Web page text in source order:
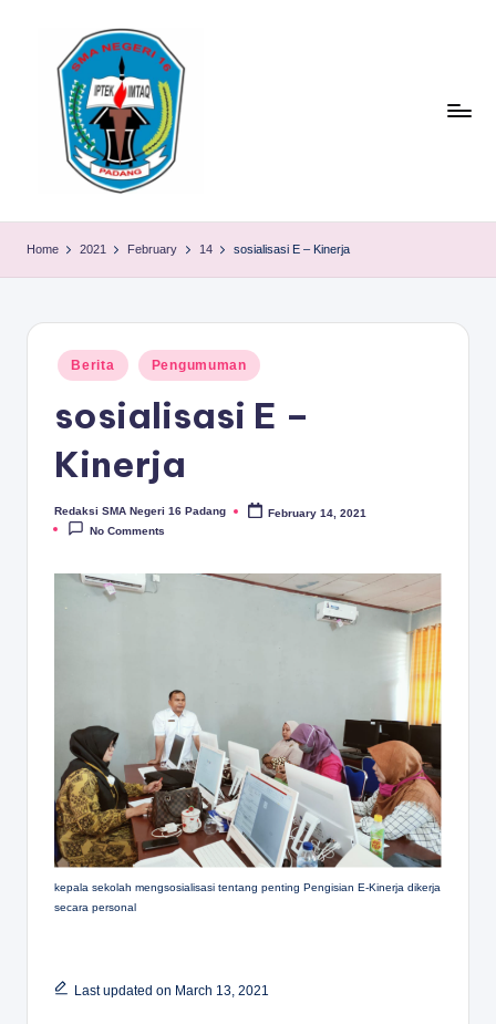
M
A
N
D
A
N
Home 2021 February 14 sosialisasi E – Kinerja
Posted
in
Berita Pengumuman
sosialisasi E –
Kinerja
Posted
by
Redaksi SMA Negeri 16 Padang
February 14, 2021
No Comments
kepala sekolah mengsosialisasi tentang penting Pengisian E-Kinerja dikerja
secara personal
Last updated on March 13, 2021